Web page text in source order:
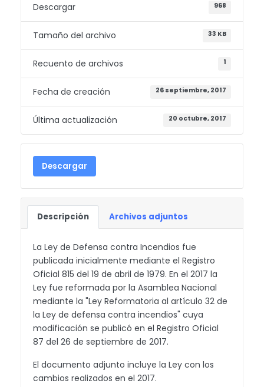
Descargar 968
Tamaño del archivo 33 KB
Recuento de archivos 1
Fecha de creación 26 septiembre, 2017
Última actualización 20 octubre, 2017
Descargar
Descripción Archivos adjuntos
La Ley de Defensa contra Incendios fue
publicada inicialmente mediante el Registro
Oficial 815 del 19 de abril de 1979. En el 2017 la
Ley fue reformada por la Asamblea Nacional
mediante la "Ley Reformatoria al artículo 32 de
la Ley de defensa contra incendios" cuya
modificación se publicó en el Registro Oficial
87 del 26 de septiembre de 2017.
El documento adjunto incluye la Ley con los
cambios realizados en el 2017.